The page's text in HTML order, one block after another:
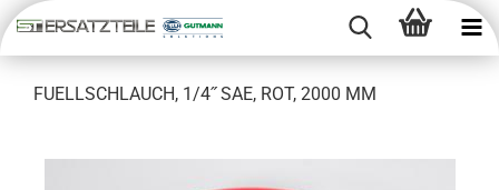
FU­ELL­SCHLAUCH, 1/4˝ SAE, ROT, 2000 MM